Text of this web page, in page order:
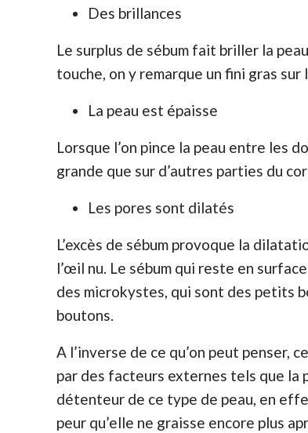
Des brillances
Le surplus de sébum fait briller la
touche, on y remarque un fini gras
La peau est épaisse
Lorsque l’on pince la peau entre les
grande que sur d’autres parties du
Les pores sont dilatés
L’excès de sébum provoque la
l’œil nu. Le sébum qui reste en
des microkystes, qui sont des petits
boutons.
A l’inverse de ce qu’on peut penser,
par des facteurs externes tels que la
détenteur de ce type de peau, en
peur qu’elle ne graisse encore plus